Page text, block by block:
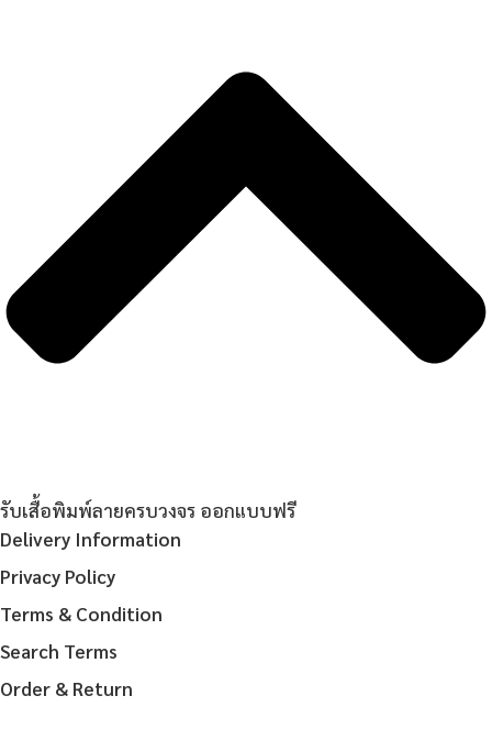
รับเสื้อพิมพ์ลายครบวงจร ออกแบบฟรี
Delivery Information
Privacy Policy
Terms & Condition
Search Terms
Order & Return